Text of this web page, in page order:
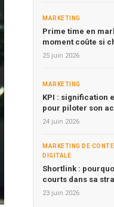
MARKETING
Prime time en
moment coûte si
25 juin 2026
MARKETING
KPI : signification
pour piloter son
24 juin 2026
MARKETING DE
DIGITALE
Shortlink :
courts dans sa
23 juin 2026